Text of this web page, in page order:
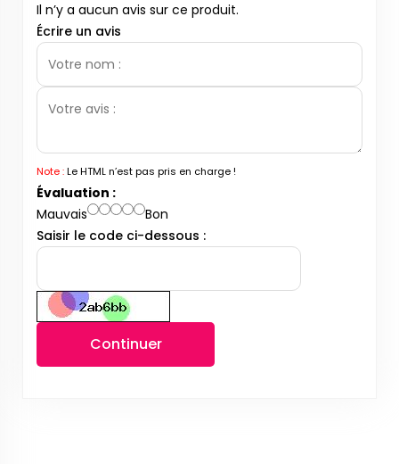
Il n’y a aucun avis sur ce produit.
Écrire un avis
Note :Le HTML n’est pas pris en charge !
Évaluation :
Mauvais
Bon
Saisir le code ci-dessous :
Continuer